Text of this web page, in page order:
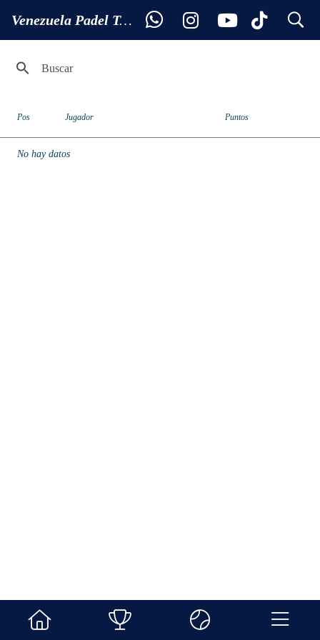
Venezuela Padel Tour search
Ranking JUNIOR 6 - 7
Pos Jugador Puntos
No hay datos